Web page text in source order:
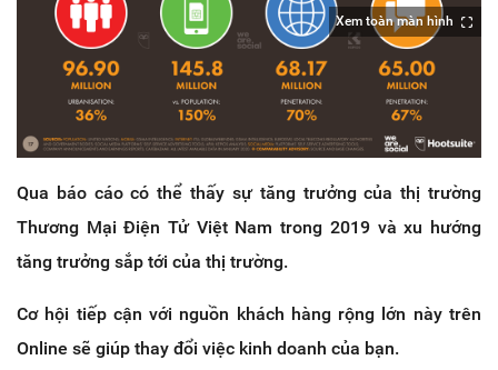
Xem toàn màn hình
Qua báo cáo có thể thấy sự tăng trưởng của thị trường
Thương Mại Điện Tử Việt Nam trong 2019 và xu hướng
tăng trưởng sắp tới của thị trường.
Cơ hội tiếp cận với nguồn khách hàng rộng lớn này trên
Online sẽ giúp thay đổi việc kinh doanh của bạn.